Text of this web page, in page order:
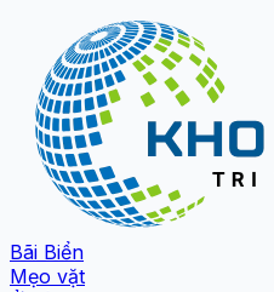
Bãi Biển
Mẹo vặt